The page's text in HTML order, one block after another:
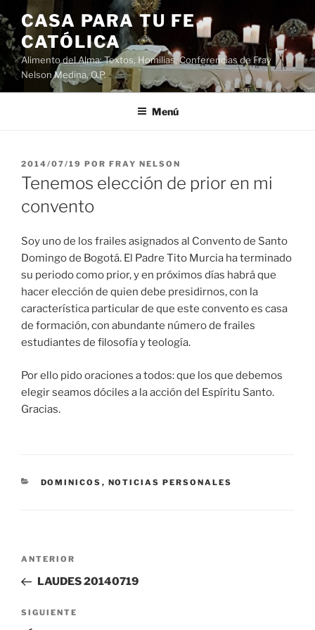
Saltar
al
contenido
CASA PARA TU FE
CATÓLICA
Alimento del Alma: Textos, Homilias, Conferencias de Fray
Nelson Medina, O.P.
Menú
PUBLICADO
EL
2014/07/19 POR FRAY NELSON
Tenemos elección de prior en mi
convento
Soy uno de los frailes asignados al Convento de Santo
Domingo de Bogotá. El Padre Tito Murcia ha terminado
su periodo como prior, y en próximos días habrá que
hacer elección de quien debe presidirnos, con la
característica particular de que este convento es casa
de formación, con abundante número de frailes
estudiantes de filosofía y teología.
Por ello pido oraciones a todos: que los que debemos
elegir seamos dóciles a la acción del Espíritu Santo.
Gracias.
CATEGORÍAS
DOMINICOS , NOTICIAS PERSONALES
Navegación
entradas
Entrada
anterior:
ANTERIOR
LAUDES 20140719
Siguiente
SIGUIENTE